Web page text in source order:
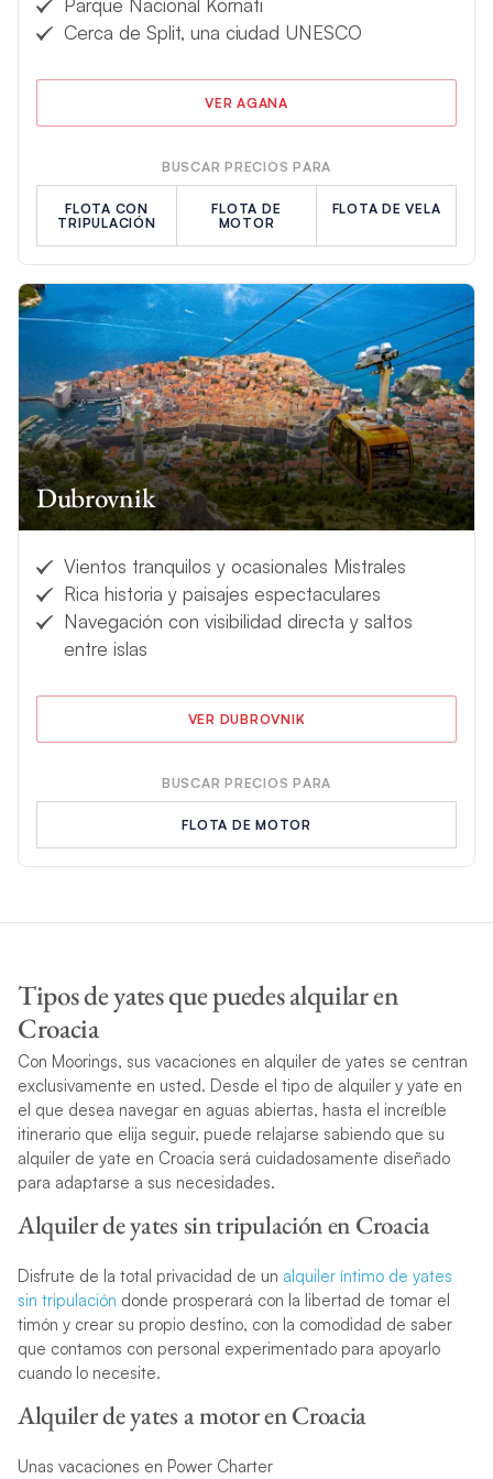
para Croacia mientras planifica sus vacaciones en barco.
Parque Nacional Kornati
Cerca de Split, una ciudad UNESCO
VER AGANA
BUSCAR PRECIOS PARA
FLOTA CON
TRIPULACIÓN
FLOTA DE
MOTOR
FLOTA DE VELA
Dubrovnik
Vientos tranquilos y ocasionales Mistrales
Rica historia y paisajes espectaculares
Navegación con visibilidad directa y saltos
entre islas
VER DUBROVNIK
BUSCAR PRECIOS PARA
FLOTA DE MOTOR
Tipos de yates que puedes alquilar en
Croacia
Con Moorings, sus vacaciones en alquiler de yates se centran
exclusivamente en usted. Desde el tipo de alquiler y yate en
el que desea navegar en aguas abiertas, hasta el increíble
itinerario que elija seguir, puede relajarse sabiendo que su
alquiler de yate en Croacia será cuidadosamente diseñado
para adaptarse a sus necesidades.
Alquiler de yates sin tripulación en Croacia
Disfrute de la total privacidad de un alquiler íntimo de yates
sin tripulación donde prosperará con la libertad de tomar el
timón y crear su propio destino, con la comodidad de saber
que contamos con personal experimentado para apoyarlo
cuando lo necesite.
Alquiler de yates a motor en Croacia
Unas vacaciones en Power Charter